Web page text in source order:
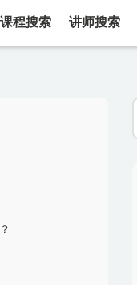
课程搜索 讲师搜索